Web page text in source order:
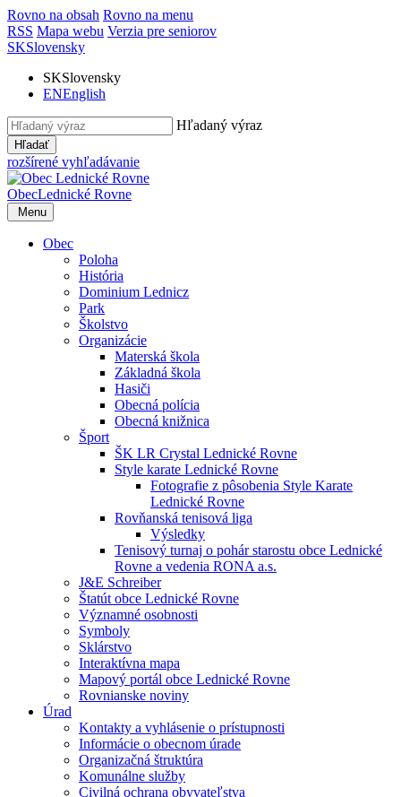
Rovno na obsah Rovno na menu
RSS Mapa webu Verzia pre seniorov
SKSlovensky
SKSlovensky
ENEnglish
Hľadaný výraz
Hľadať
rozšírené vyhľadávanie
ObecLednické Rovne
Menu
Obec
Poloha
História
Dominium Lednicz
Park
Školstvo
Organizácie
Materská škola
Základná škola
Hasiči
Obecná polícia
Obecná knižnica
Šport
ŠK LR Crystal Lednické Rovne
Style karate Lednické Rovne
Fotografie z pôsobenia Style Karate
Lednické Rovne
Rovňanská tenisová liga
Výsledky
Tenisový turnaj o pohár starostu obce Lednické
Rovne a vedenia RONA a.s.
J&E Schreiber
Štatút obce Lednické Rovne
Významné osobnosti
Symboly
Sklárstvo
Interaktívna mapa
Mapový portál obce Lednické Rovne
Rovnianske noviny
Úrad
Kontakty a vyhlásenie o prístupnosti
Informácie o obecnom úrade
Organizačná štruktúra
Komunálne služby
Civilná ochrana obyvateľstva